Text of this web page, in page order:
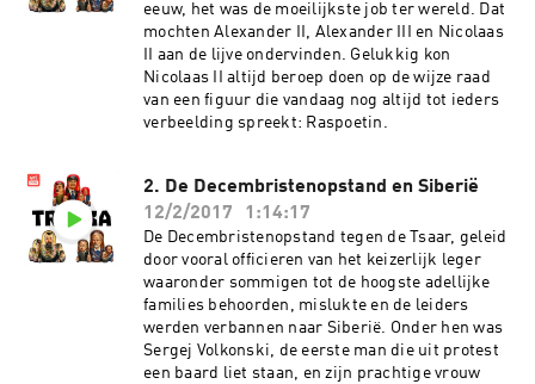
eeuw, het was de moeilijkste job ter wereld. Dat
mochten Alexander II, Alexander III en Nicolaas
II aan de lijve ondervinden. Gelukkig kon
Nicolaas II altijd beroep doen op de wijze raad
van een figuur die vandaag nog altijd tot ieders
verbeelding spreekt: Raspoetin.
2. De Decembristenopstand en Siberië
12/2/2017
1:14:17
De Decembristenopstand tegen de Tsaar, geleid
door vooral officieren van het keizerlijk leger
waaronder sommigen tot de hoogste adellijke
families behoorden, mislukte en de leiders
werden verbannen naar Siberië. Onder hen was
Sergej Volkonski, de eerste man die uit protest
een baard liet staan, en zijn prachtige vrouw